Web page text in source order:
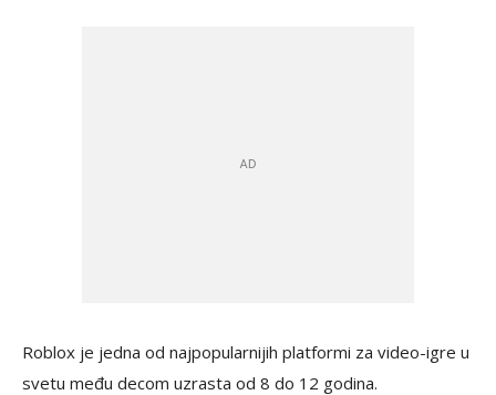
Roblox je jedna od najpopularnijih platformi za video-igre u
svetu među decom uzrasta od 8 do 12 godina.